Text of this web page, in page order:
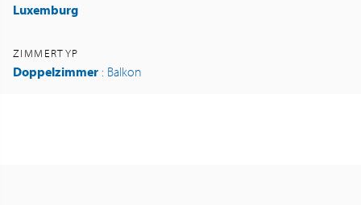
Luxemburg
ZIMMERTYP
Doppelzimmer : Balkon